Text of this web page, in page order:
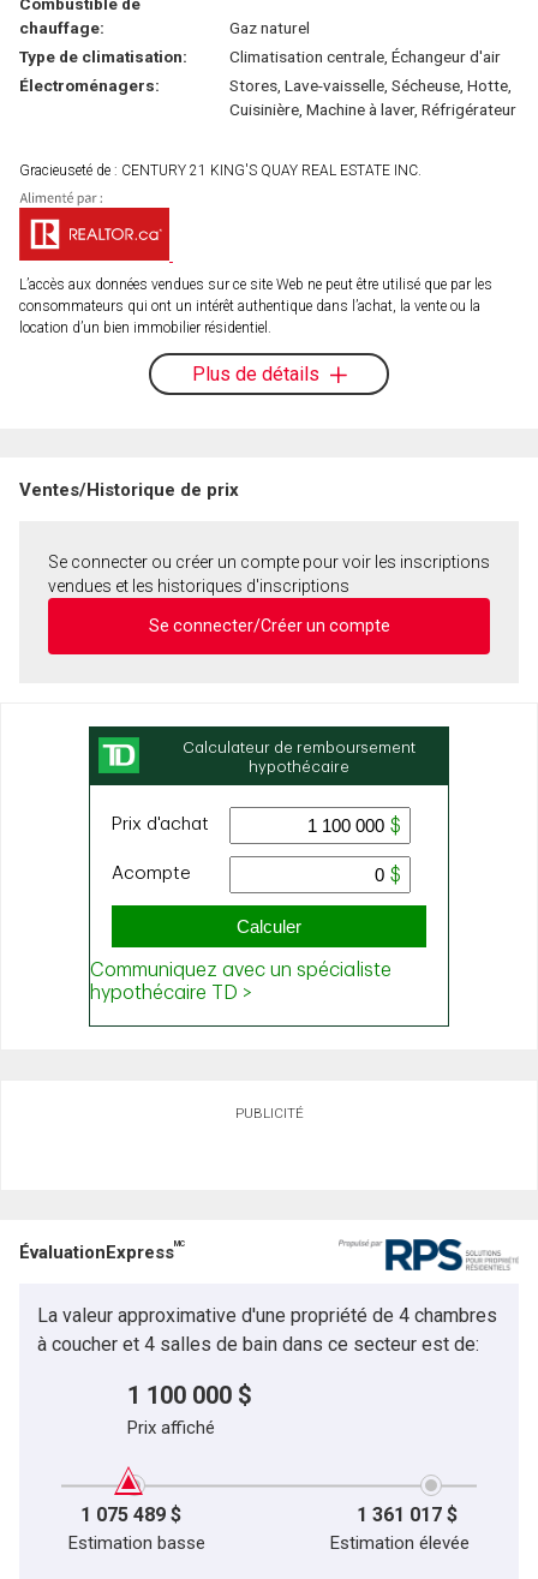
Combustible de
chauffage:
Gaz naturel
Type de climatisation:
Climatisation centrale, Échangeur d'air
Électroménagers:
Stores, Lave-vaisselle, Sécheuse, Hotte,
Cuisinière, Machine à laver, Réfrigérateur
Gracieuseté de : CENTURY 21 KING'S QUAY REAL ESTATE INC.
L’accès aux données vendues sur ce site Web ne peut être utilisé que par les
consommateurs qui ont un intérêt authentique dans l’achat, la vente ou la
location d’un bien immobilier résidentiel.
Plus de détails
Ventes/Historique de prix
Se connecter ou créer un compte pour voir les inscriptions
vendues et les historiques d'inscriptions
Se connecter/Créer un compte
PUBLICITÉ
ÉvaluationExpressMC
La valeur approximative d'une propriété de 4 chambres
à coucher et 4 salles de bain dans ce secteur est de:
1 100 000 $
Prix affiché
1 075 489 $ 1 361 017 $
Estimation basse Estimation élevée